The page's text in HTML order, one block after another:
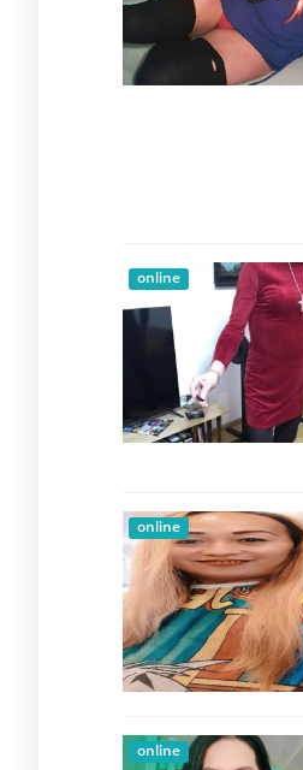
online
online
online